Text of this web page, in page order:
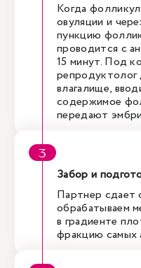
Когда
овуляции и
пункцию
проводится с
15 минут. Под
влагалище,
содержимое
передают
Забор и
Партнер сдает
обрабатываем
в градиенте
фракцию самых